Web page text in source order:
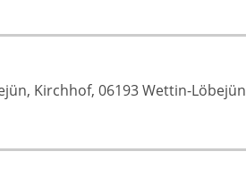
Kirchhof, 06193 Wettin-Löbejün